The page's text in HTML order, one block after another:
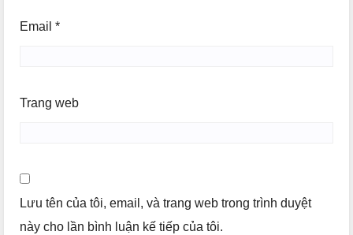
Email *
Trang web
Lưu tên của tôi, email, và trang web trong trình duyệt
này cho lần bình luận kế tiếp của tôi.